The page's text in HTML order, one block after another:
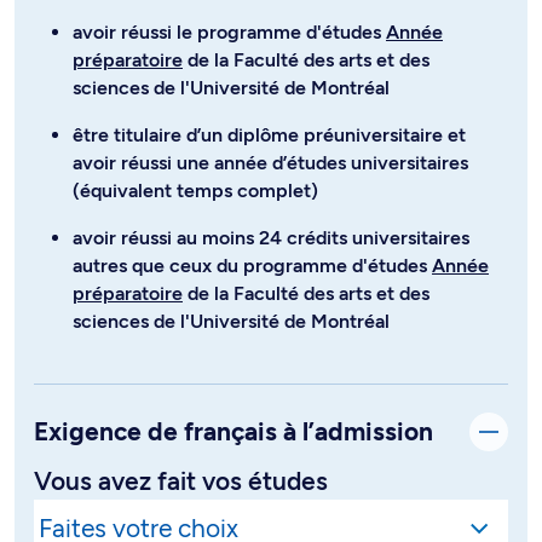
avoir réussi le programme d'études Année
préparatoire de la Faculté des arts et des
sciences de l'Université de Montréal
être titulaire d’un diplôme préuniversitaire et
avoir réussi une année d’études universitaires
(équivalent temps complet)
avoir réussi au moins 24 crédits universitaires
autres que ceux du programme d'études Année
préparatoire de la Faculté des arts et des
sciences de l'Université de Montréal
Exigence de français à l’admission
Vous avez fait vos études